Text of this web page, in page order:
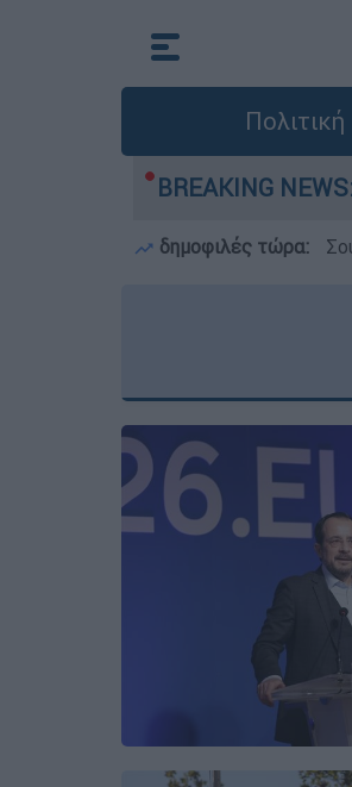
Πολιτική
BREAKING
έχασε τη ζωή του στη
δημοφιλές τώρα: